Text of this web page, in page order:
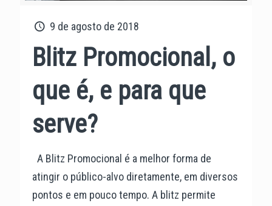
9 de agosto de 2018
Blitz Promocional, o
que é, e para que
serve?
A Blitz Promocional é a melhor forma de
atingir o público-alvo diretamente, em diversos
pontos e em pouco tempo. A blitz permite